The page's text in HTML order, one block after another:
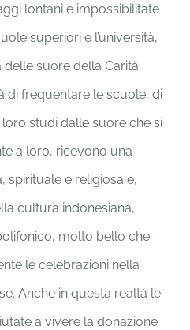
lontani e impossibilitate
superiori e l’università,
delle suore della Carità.
di frequentare le scuole, di
loro studi dalle suore che si
a loro, ricevono una
spirituale e religiosa e,
cultura indonesiana,
molto bello che
le celebrazioni nella
Anche in questa realtà le
a vivere la donazione